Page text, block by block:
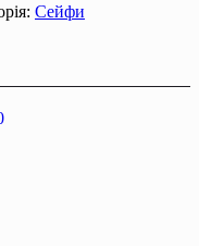
Сейфи